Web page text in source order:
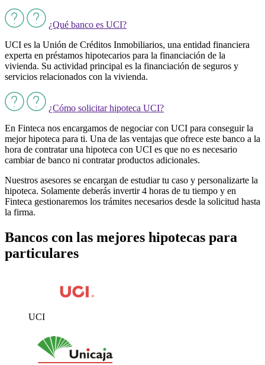
¿Qué banco es UCI?
UCI es la Unión de Créditos Inmobiliarios, una entidad financiera
experta en préstamos hipotecarios para la financiación de la
vivienda. Su actividad principal es la financiación de seguros y
servicios relacionados con la vivienda.
¿Cómo solicitar hipoteca UCI?
En Finteca nos encargamos de negociar con UCI para conseguir la
mejor hipoteca para ti. Una de las ventajas que ofrece este banco a la
hora de contratar una hipoteca con UCI es que no es necesario
cambiar de banco ni contratar productos adicionales.
Nuestros asesores se encargan de estudiar tu caso y personalizarte la
hipoteca. Solamente deberás invertir 4 horas de tu tiempo y en
Finteca gestionaremos los trámites necesarios desde la solicitud hasta
la firma.
Bancos con las mejores hipotecas para
particulares​
UCI